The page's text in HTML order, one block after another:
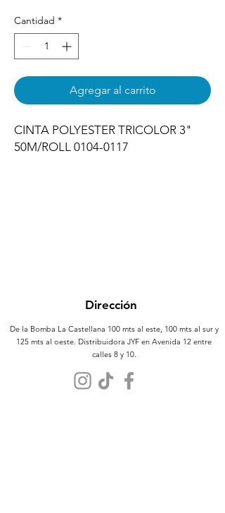
Cantidad *
Agregar al carrito
CINTA POLYESTER TRICOLOR 3"
50M/ROLL 0104-0117
Dirección
De la Bomba La Castellana 100 mts al este, 100 mts al sur y
125 mts al oeste. Distribuidora JYF en Avenida 12 entre
calles 8 y 10.